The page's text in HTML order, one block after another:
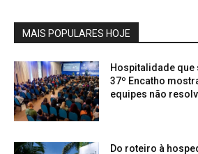
MAIS POPULARES HOJE
Hospitalidade que
37º Encatho
equipes não
Do roteiro à